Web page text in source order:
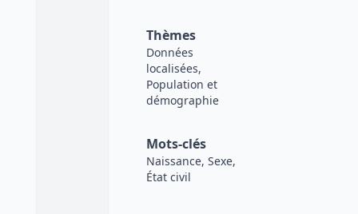
Thèmes
Données
localisées,
Population et
démographie
Mots-clés
Naissance, Sexe,
État civil